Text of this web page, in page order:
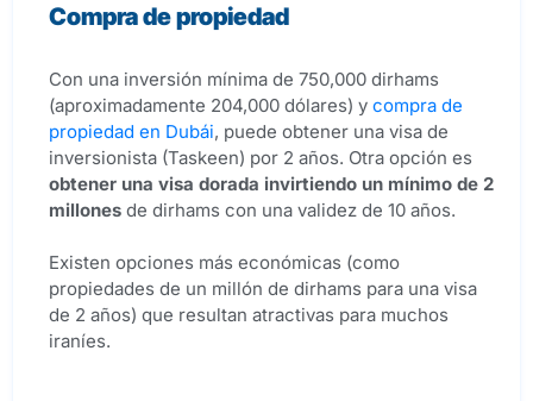
Compra de propiedad
Con una inversión mínima de 750,000 dirhams
(aproximadamente 204,000 dólares) y compra de
propiedad en Dubái, puede obtener una visa de
inversionista (Taskeen) por 2 años. Otra opción es
obtener una visa dorada invirtiendo un mínimo de 2
millones de dirhams con una validez de 10 años.
Existen opciones más económicas (como
propiedades de un millón de dirhams para una visa
de 2 años) que resultan atractivas para muchos
iraníes.